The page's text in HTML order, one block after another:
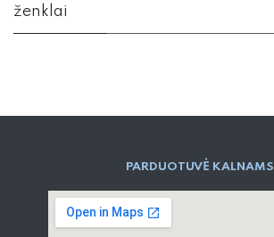
ženklai
PARD​UOTUVĖ​ KALNAMS